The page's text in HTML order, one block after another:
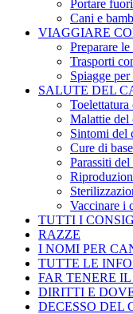
Portare
Cani e
VIAGGIARE
Preparare
Trasporti
Spiagge per
SALUTE DEL
Toelettatura
Malattie del
Sintomi del
Cure di
Parassiti del
Vaccinare i
TUTTI I
RAZZE
I NOMI PER
TUTTE LE
FAR TENERE
DIRITTI E
DECESSO DEL